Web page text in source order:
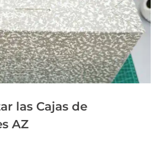
las Cajas de
AZ